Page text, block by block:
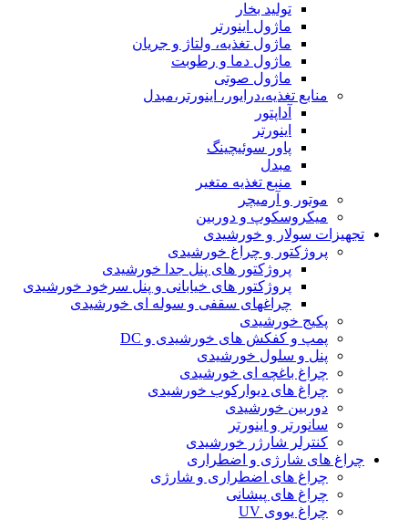
تولید بخار
ماژول اینورتر
ماژول تغذیه، ولتاژ و جریان
ماژول دما و رطوبت
ماژول صوتی
منابع تغذیه،درایور، اینورتر،مبدل
آداپتور
اینورتر
پاور سوئیچینگ
مبدل
منبع تغذیه متغیر
موتور و آرمیچر
میکروسکوپ و دوربین
تجهیزات سولار و خورشیدی
پروژکتور و چراغ خورشیدی
پروژکتور های پنل جدا خورشیدی
پروژکتور های خیابانی و پنل سرخود خورشیدی
چراغهای سقفی و سوله ای خورشیدی
پکیج خورشیدی
پمپ و کفکش های خورشیدی و DC
پنل و سلول خورشیدی
چراغ باغچه ای خورشیدی
چراغ های دیوارکوب خورشیدی
دوربین خورشیدی
سانورتر و اینورتر
کنترلر شارژر خورشیدی
چراغ های شارژی و اضطراری
چراغ های اضطراری و شارژی
چراغ های پیشانی
چراغ یووی UV